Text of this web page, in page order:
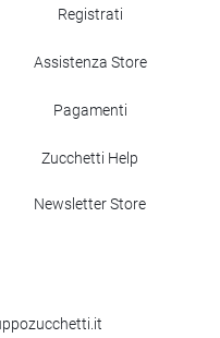
Registrati
Assistenza Store
Pagamenti
Zucchetti Help
Newsletter Store